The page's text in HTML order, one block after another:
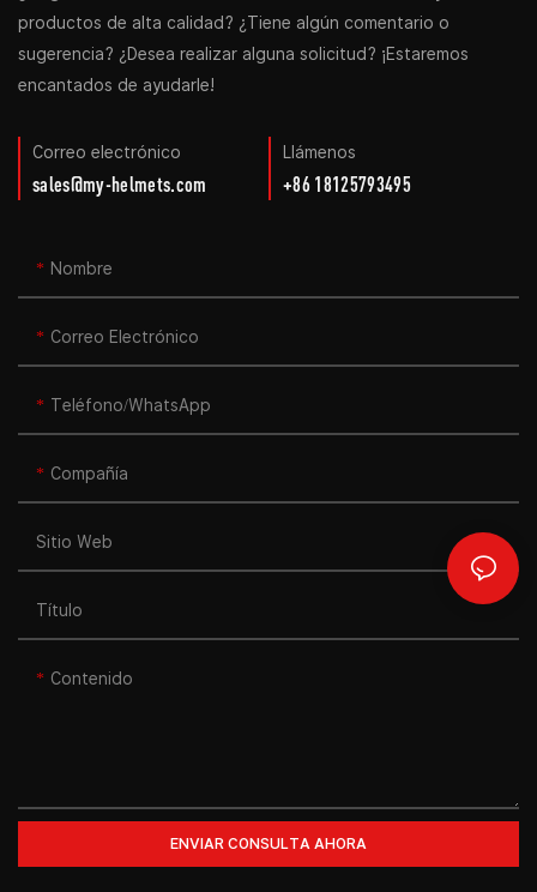
productos de alta calidad? ¿Tiene algún comentario o
sugerencia? ¿Desea realizar alguna solicitud? ¡Estaremos
encantados de ayudarle!
Correo electrónico
sales@my-helmets.com
Llámenos
+86 18125793495
Nombre
Correo Electrónico
Teléfono/WhatsApp
Compañía
Sitio Web
Título
Contenido
ENVIAR CONSULTA AHORA